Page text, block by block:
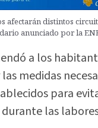
afectarán distintos
anunciado por la
a los
medidas
para
las